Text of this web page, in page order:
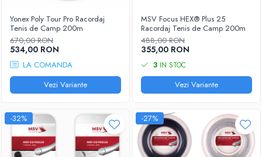
Yonex Poly Tour Pro Racordaj
Tenis de Camp 200m
670,00 RON
534,00 RON
LA COMANDA
Vezi Variante
MSV Focus HEX® Plus 25
Racordaj Tenis de Camp 200m
488,00 RON
355,00 RON
3 IN STOC
Vezi Variante
-32% -27%